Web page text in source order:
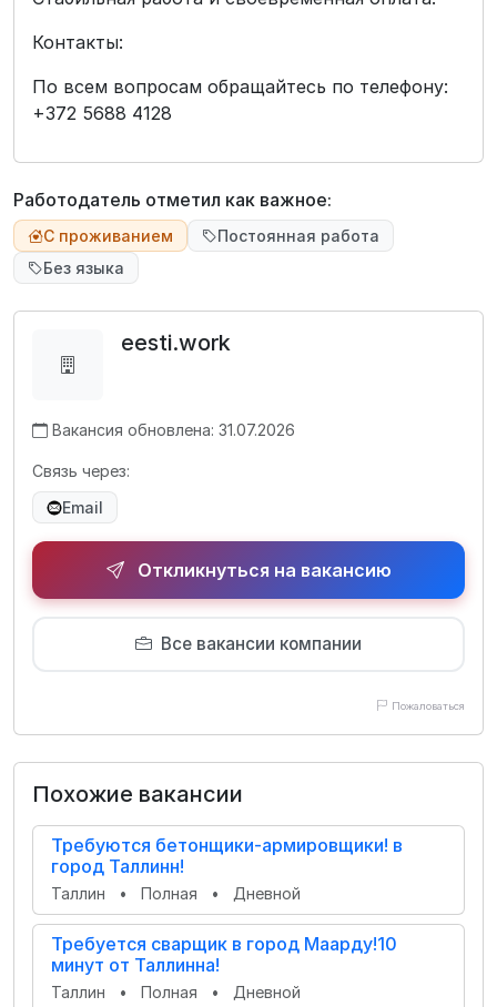
Контакты:
По всем вопросам обращайтесь по телефону:
+372 5688 4128
Работодатель отметил как важное:
С проживанием
Постоянная работа
Без языка
eesti.work
Вакансия обновлена: 31.07.2026
Связь через:
Email
Откликнуться на вакансию
Все вакансии компании
Пожаловаться
Похожие вакансии
Требуются бетонщики-армировщики! в
город Таллинн!
Таллин • Полная • Дневной
Требуется сварщик в город Маарду!10
минут от Таллинна!
Таллин • Полная • Дневной